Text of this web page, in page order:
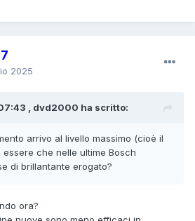
2025
, dvd2000 ha scritto:
arrivo al livello massimo (cioè il
che nelle ultime Bosch
di brillantante erogato?
ora?